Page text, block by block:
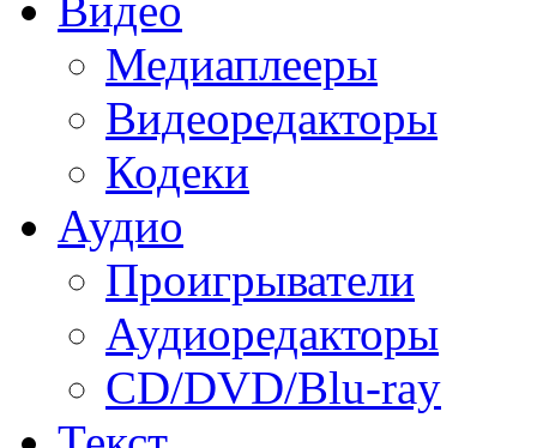
Медиаплееры
Видеоредакторы
Кодеки
Аудио
Проигрыватели
Аудиоредакторы
CD/DVD/Blu-ray